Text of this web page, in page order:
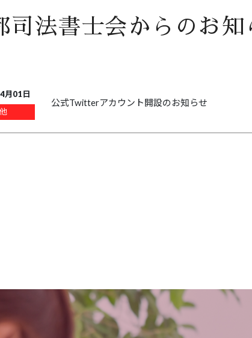
司法書士会からのお知
月01日
公式Twitterアカウント開設のお知らせ